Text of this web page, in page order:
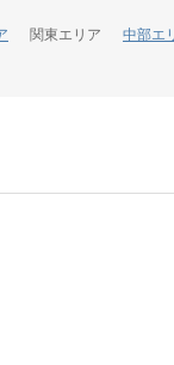
関東エリア 中部エ